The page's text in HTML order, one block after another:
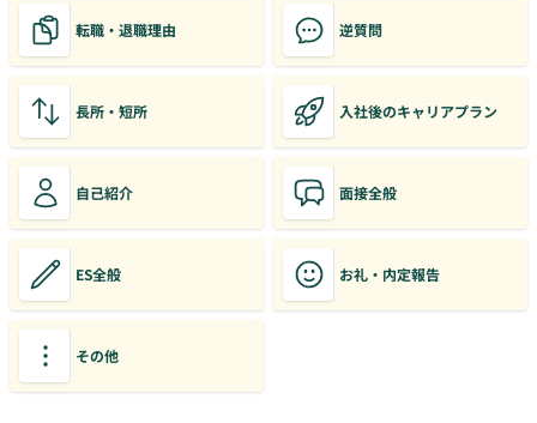
転職・退職理由 逆質問
長所・短所 入社後のキャリアプラン
自己紹介 面接全般
ES全般 お礼・内定報告
その他